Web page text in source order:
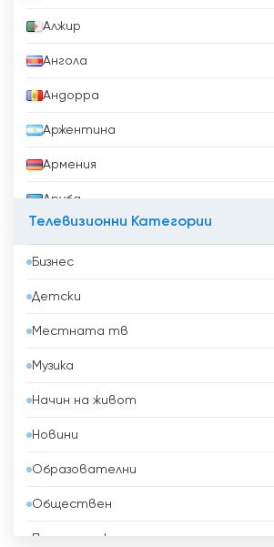
Алжир
Ангола
Андорра
Аржентина
Армения
Аруба
Бангладеш
Барбадос
Бахрейн
Беларус
Белгия
Белиз
Бенин
Боливия
Телевизионни Категории
Бизнес
Детски
Местната тв
Музика
Начин на живот
Новини
Образователни
Обществен
Политически